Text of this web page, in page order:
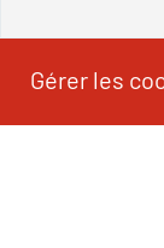
Gérer les